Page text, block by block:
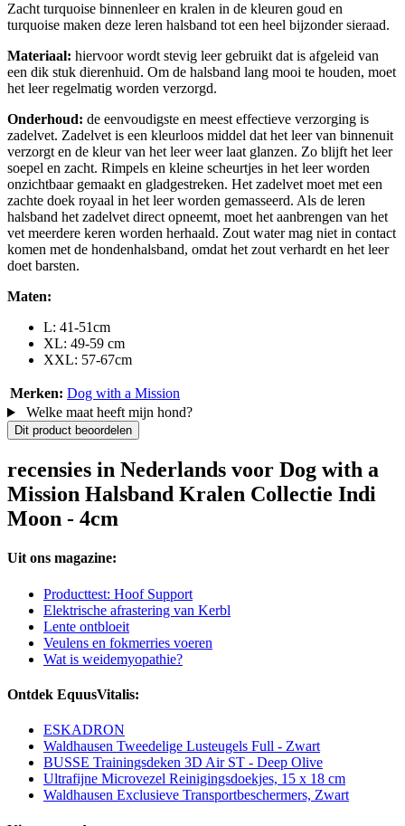
Zacht turquoise binnenleer en kralen in de kleuren goud en
turquoise maken deze leren halsband tot een heel bijzonder sieraad.
Materiaal: hiervoor wordt stevig leer gebruikt dat is afgeleid van
een dik stuk dierenhuid. Om de halsband lang mooi te houden, moet
het leer regelmatig worden verzorgd.
Onderhoud: de eenvoudigste en meest effectieve verzorging is
zadelvet. Zadelvet is een kleurloos middel dat het leer van binnenuit
verzorgt en de kleur van het leer weer laat glanzen. Zo blijft het leer
soepel en zacht. Rimpels en kleine scheurtjes in het leer worden
onzichtbaar gemaakt en gladgestreken. Het zadelvet moet met een
zachte doek royaal in het leer worden gemasseerd. Als de leren
halsband het zadelvet direct opneemt, moet het aanbrengen van het
vet meerdere keren worden herhaald. Zout water mag niet in contact
komen met de hondenhalsband, omdat het zout verhardt en het leer
doet barsten.
Maten:
L: 41-51cm
XL: 49-59 cm
XXL: 57-67cm
Merken: Dog with a Mission
Welke maat heeft mijn hond?
Dit product beoordelen
recensies in Nederlands voor Dog with a
Mission Halsband Kralen Collectie Indi
Moon - 4cm
Uit ons magazine:
Producttest: Hoof Support
Elektrische afrastering van Kerbl
Lente ontbloeit
Veulens en fokmerries voeren
Wat is weidemyopathie?
Ontdek EquusVitalis:
ESKADRON
Waldhausen Tweedelige Lusteugels Full - Zwart
BUSSE Trainingsdeken 3D Air ST - Deep Olive
Ultrafijne Microvezel Reinigingsdoekjes, 15 x 18 cm
Waldhausen Exclusieve Transportbeschermers, Zwart